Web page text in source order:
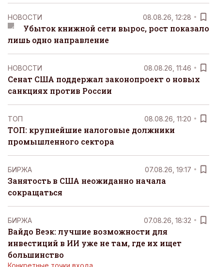
НОВОСТИ 08.08.26, 12:28
Убыток книжной сети вырос, рост показало
лишь одно направление
НОВОСТИ 08.08.26, 11:46
Сенат США поддержал законопроект о новых
санкциях против России
ТОП 08.08.26, 11:20
ТОП: крупнейшие налоговые должники
промышленного сектора
БИРЖА 07.08.26, 19:17
Занятость в США неожиданно начала
сокращаться
БИРЖА 07.08.26, 18:32
Вайдо Веэк: лучшие возможности для
инвестиций в ИИ уже не там, где их ищет
большинство
Конкретные точки входа